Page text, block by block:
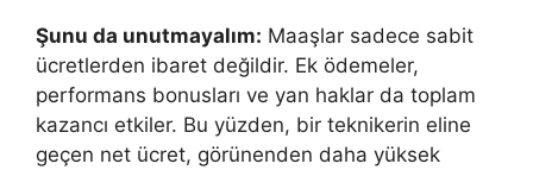
Şunu da unutmayalım: Maaşlar sadece sabit
ücretlerden ibaret değildir. Ek ödemeler,
performans bonusları ve yan haklar da toplam
kazancı etkiler. Bu yüzden, bir teknikerin eline
geçen net ücret, görünenden daha yüksek